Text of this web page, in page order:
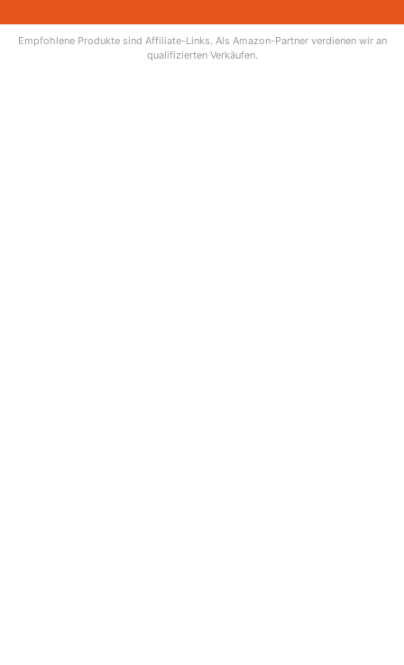
Empfohlene Produkte sind Affiliate-Links. Als Amazon-Partner verdienen wir an
qualifizierten Verkäufen.